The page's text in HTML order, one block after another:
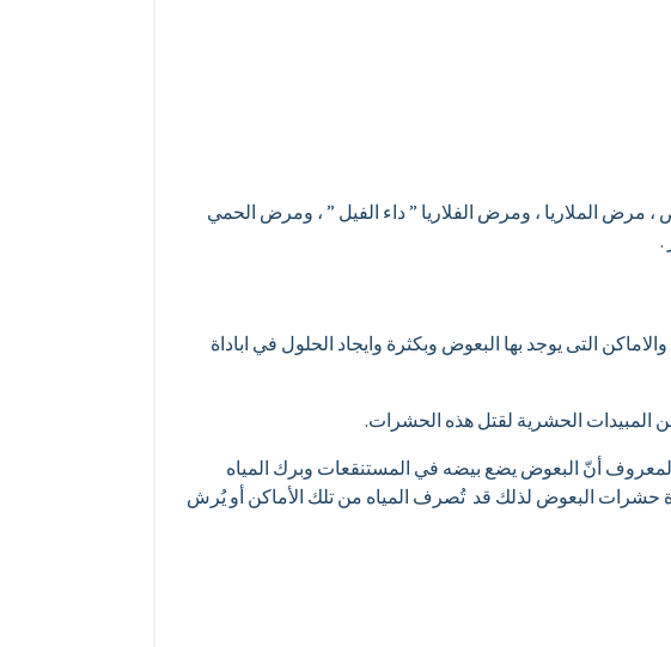
، مرض الملاريا ، ومرض الفلاريا ” داء الفيل ” ، ومرض الحمي
.
التى يوجد بها البعوض وبكثرة وايجاد الحلول في اباداة
المبيدات الحشرية لقتل هذه الحشرات.
المعروف أنّ البعوض يضع بيضه في المستنقعات وبرك المياه
حشرات البعوض لذلك قد تُصرف المياه من تلك الأماكن أو يُرش